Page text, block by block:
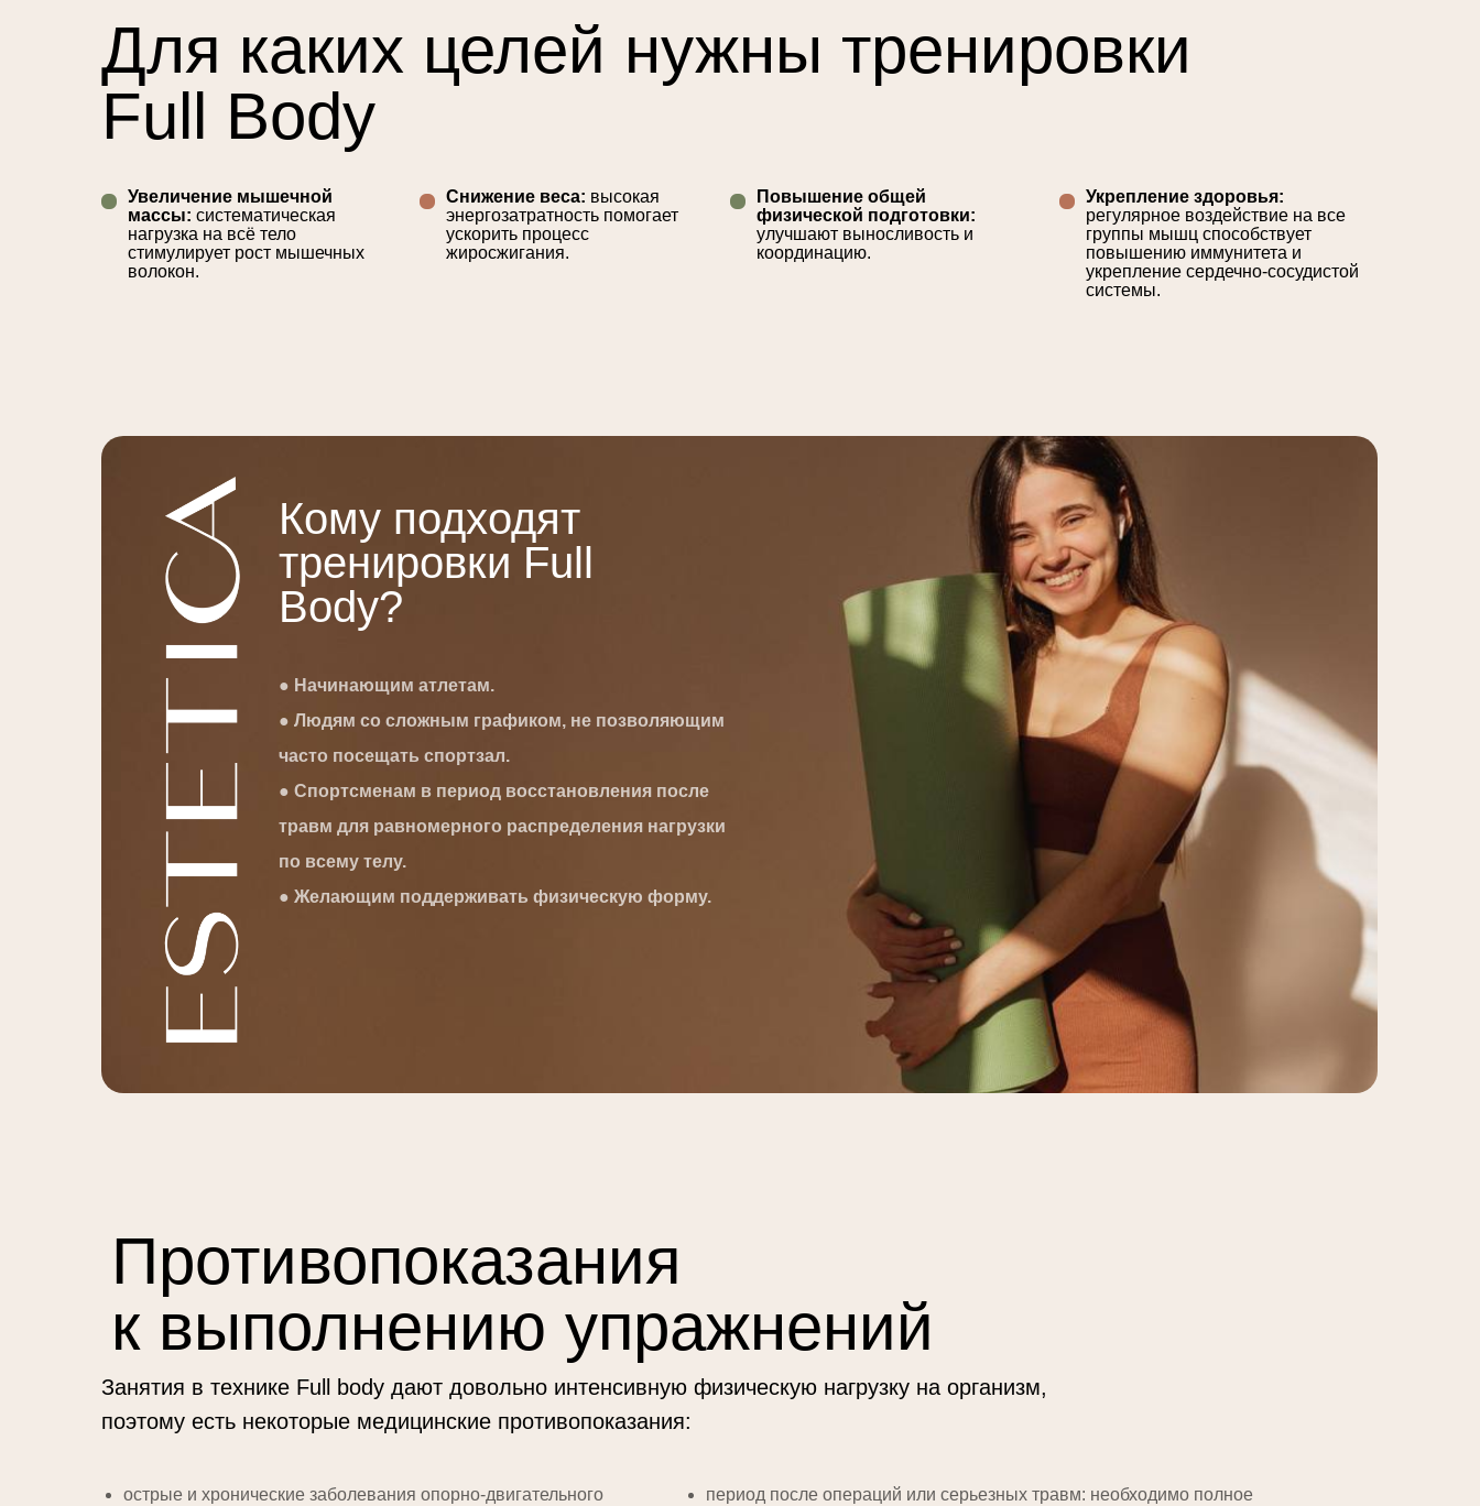
Для каких целей нужны тренировки
Full Body
Увеличение мышечной
массы: систематическая
нагрузка на всё тело
стимулирует рост мышечных
волокон.
Снижение веса: высокая
энергозатратность помогает
ускорить процесс
жиросжигания.
Повышение общей
физической подготовки:
улучшают выносливость и
координацию.
Укрепление здоровья:
регулярное воздействие на все
группы мышц способствует
повышению иммунитета и
укрепление сердечно-сосудистой
системы.
● Начинающим атлетам.
● Людям со сложным графиком, не позволяющим
часто посещать спортзал.
● Спортсменам в период восстановления после
травм для равномерного распределения нагрузки
по всему телу.
● Желающим поддерживать физическую форму.
Кому подходят
тренировки Full
Body?
Противопоказания
к выполнению упражнений
Занятия в технике Full body дают довольно интенсивную физическую нагрузку на организм,
поэтому есть некоторые медицинские противопоказания:
острые и хронические заболевания опорно-двигательного
период после операций или серьезных травм: необходимо полное